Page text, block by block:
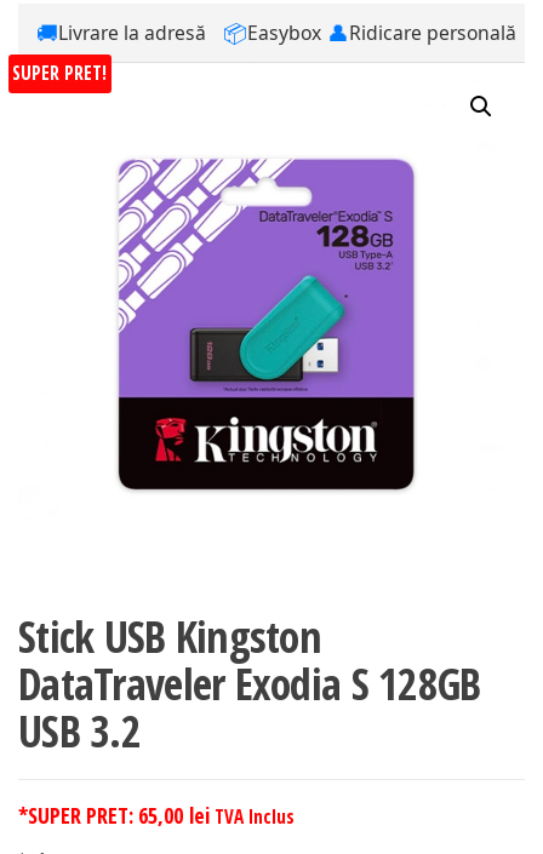
🚚Livrare la adresă 📦Easybox 👤Ridicare personală
SUPER PRET!
Stick USB Kingston
DataTraveler Exodia S 128GB
USB 3.2
*SUPER PRET: 65,00 lei TVA Inclus